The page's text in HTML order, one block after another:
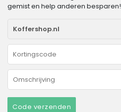
gemist en help anderen besparen!
Code verzenden